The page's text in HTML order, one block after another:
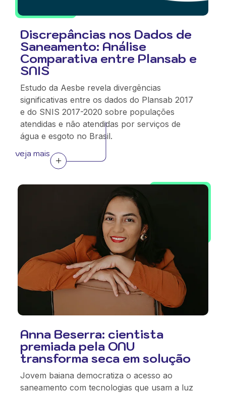
Discrepâncias nos Dados de
Saneamento: Análise
Comparativa entre Plansab e
SNIS
Estudo da Aesbe revela divergências
significativas entre os dados do Plansab 2017
e do SNIS 2017-2020 sobre populações
atendidas e não atendidas por serviços de
água e esgoto no Brasil.
veja mais
Anna Beserra: cientista
premiada pela ONU
transforma seca em solução
Jovem baiana democratiza o acesso ao
saneamento com tecnologias que usam a luz